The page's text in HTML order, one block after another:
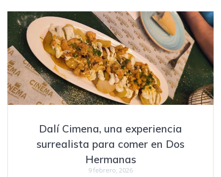
Dalí Cimena, una experiencia
surrealista para comer en Dos
Hermanas
9 febrero, 2026